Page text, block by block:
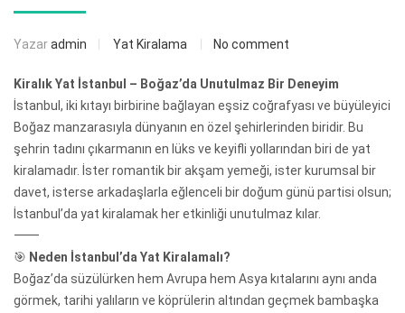
Yazaradmin Yat Kiralama No comment
Kiralık Yat İstanbul – Boğaz’da Unutulmaz Bir Deneyim
İstanbul, iki kıtayı birbirine bağlayan eşsiz coğrafyası ve büyüleyici
Boğaz manzarasıyla dünyanın en özel şehirlerinden biridir. Bu
şehrin tadını çıkarmanın en lüks ve keyifli yollarından biri de yat
kiralamadır. İster romantik bir akşam yemeği, ister kurumsal bir
davet, isterse arkadaşlarla eğlenceli bir doğum günü partisi olsun;
İstanbul’da yat kiralamak her etkinliği unutulmaz kılar.
⸻
🎯 Neden İstanbul’da Yat Kiralamalı?
Boğaz’da süzülürken hem Avrupa hem Asya kıtalarını aynı anda
görmek, tarihi yalıların ve köprülerin altından geçmek bambaşka